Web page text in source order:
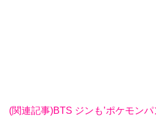
(関連記事)BTS ジンも’ポケモン